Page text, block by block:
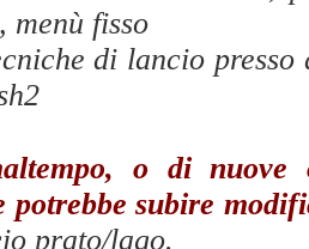
fisso
di lancio
o di nuove
potrebbe subire
prato/lago.